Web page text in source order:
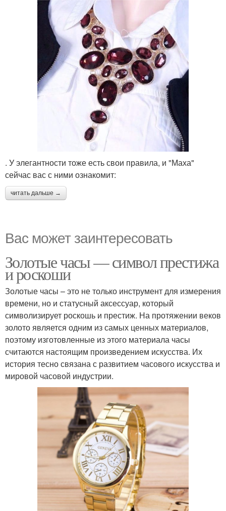
. У элегантности тоже есть свои правила, и "Маха"
сейчас вас с ними ознакомит:
читать дальше →
Вас может заинтересовать
Золотые часы — символ престижа
и роскоши
Золотые часы – это не только инструмент для измерения
времени, но и статусный аксессуар, который
символизирует роскошь и престиж. На протяжении веков
золото является одним из самых ценных материалов,
поэтому изготовленные из этого материала часы
считаются настоящим произведением искусства. Их
история тесно связана с развитием часового искусства и
мировой часовой индустрии.